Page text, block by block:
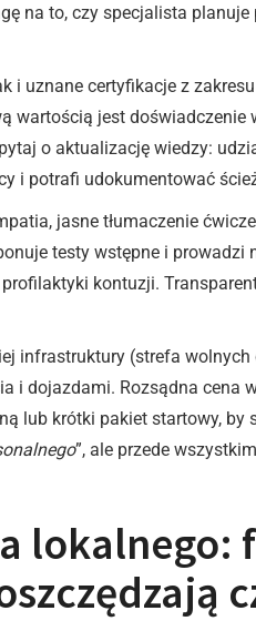
na to, czy specjalista
i uznane certyfikacje z
wartością jest doświadczenie
o aktualizację wiedzy:
i potrafi udokumentować
jasne tłumaczenie
testy wstępne i
kontuzji.
infrastruktury (strefa wolnych
i dojazdami. Rozsądna cena
lub krótki pakiet startowy, by
”, ale przede
lokalnego: